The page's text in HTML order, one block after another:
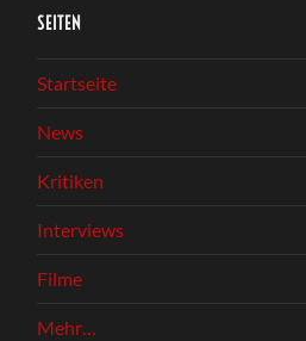
SEITEN
Startseite
News
Kritiken
Interviews
Filme
Mehr…